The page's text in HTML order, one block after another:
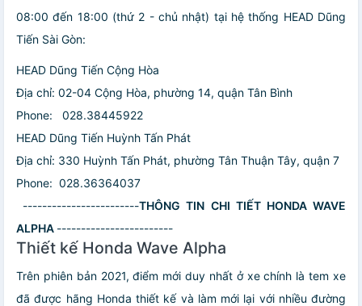
08:00 đến 18:00 (thứ 2 - chủ nhật) tại hệ thống HEAD Dũng
Tiến Sài Gòn:
HEAD Dũng Tiến Cộng Hòa
Địa chỉ: 02-04 Cộng Hòa, phường 14, quận Tân Bình
Phone: 028.38445922
HEAD Dũng Tiến Huỳnh Tấn Phát
Địa chỉ: 330 Huỳnh Tấn Phát, phường Tân Thuận Tây, quận 7
Phone: 028.36364037
------------------------THÔNG TIN CHI TIẾT HONDA WAVE
ALPHA ------------------------
Thiết kế Honda Wave Alpha
Trên phiên bản 2021, điểm mới duy nhất ở xe chính là tem xe
đã được hãng Honda thiết kế và làm mới lại với nhiều đường